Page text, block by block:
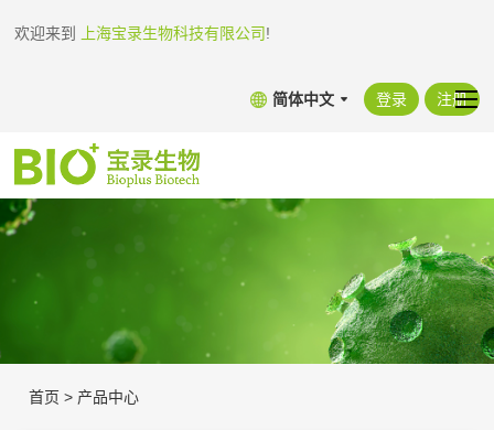
欢迎来到 上海宝录生物科技有限公司!
简体中文 登录 注册
首页 > 产品中心